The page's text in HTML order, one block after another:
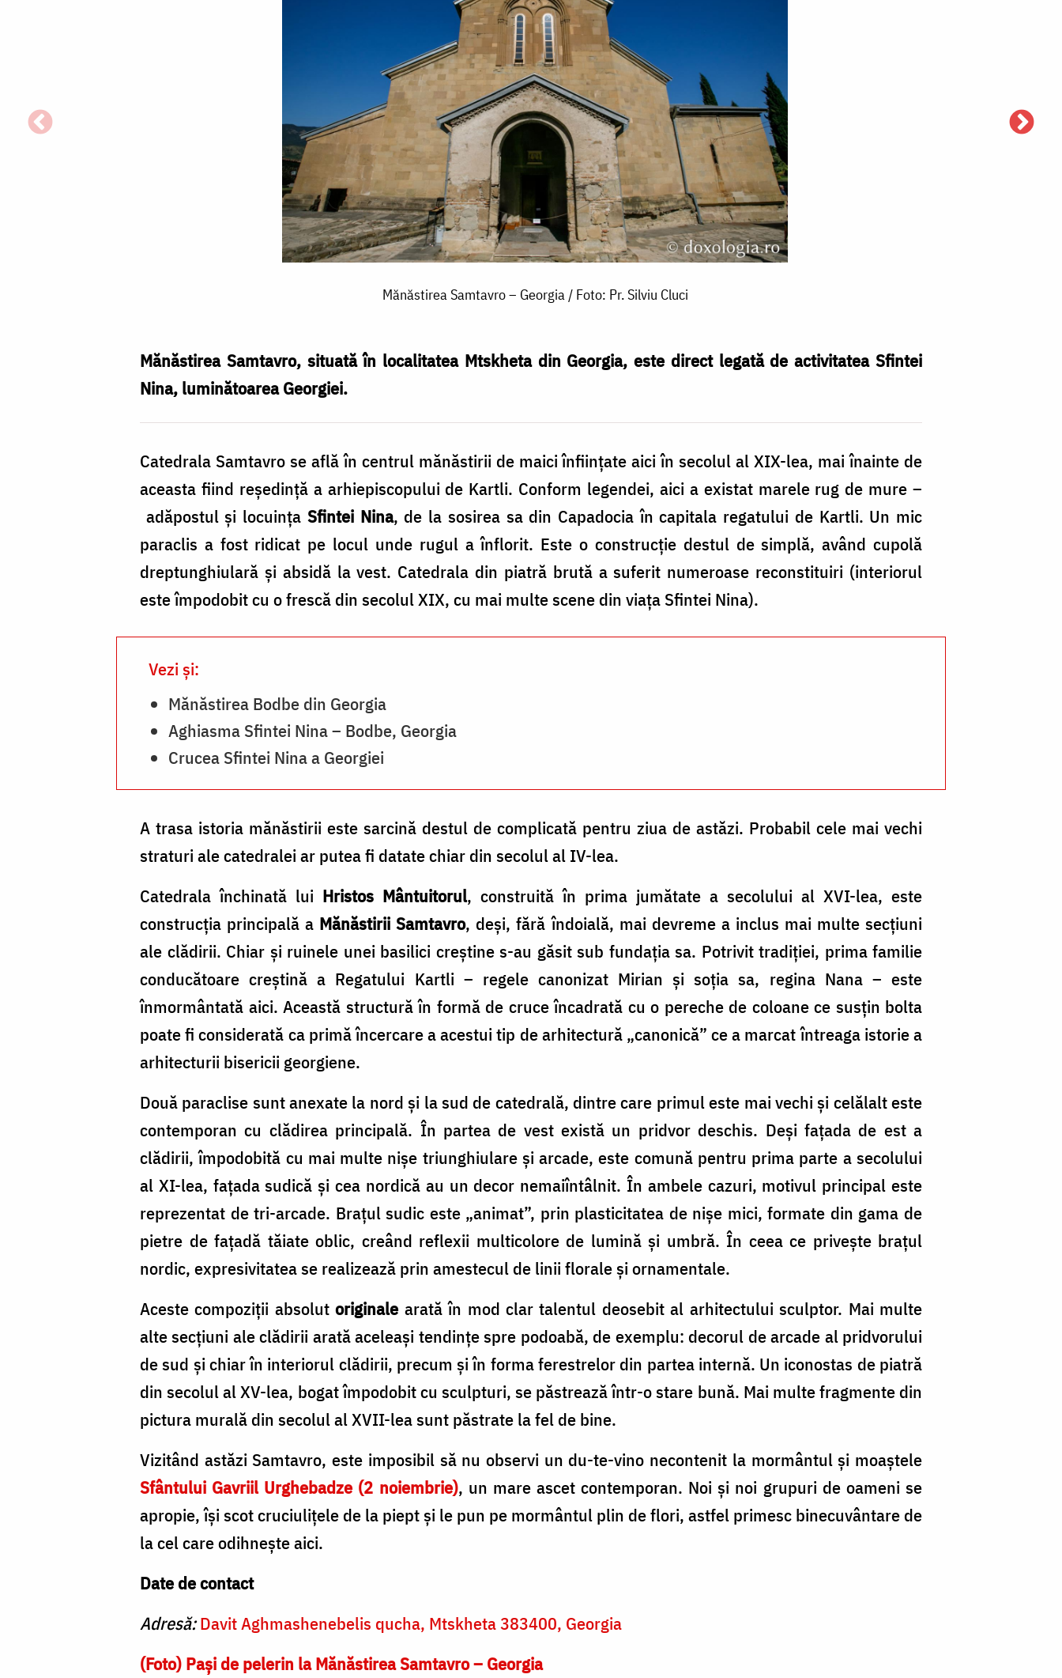
Mănăstirea Samtavro – Georgia / Foto: Pr. Silviu Cluci
Mănăstirea Samtavro, situată în localitatea Mtskheta din Georgia, este direct legată de activitatea Sfintei
Nina, luminătoarea Georgiei.
Catedrala Samtavro se află în centrul mănăstirii de maici înfiinţate aici în secolul al XIX-lea, mai înainte de
aceasta fiind reședință a arhiepiscopului de Kartli. Conform legendei, aici a existat marele rug de mure –
adăpostul și locuința Sfintei Nina, de la sosirea sa din Capadocia în capitala regatului de Kartli. Un mic
paraclis a fost ridicat pe locul unde rugul a înflorit. Este o construcție destul de simplă, având cupolă
dreptunghiulară și absidă la vest. Catedrala din piatră brută a suferit numeroase reconstituiri (interiorul
este împodobit cu o frescă din secolul XIX, cu mai multe scene din viaţa Sfintei Nina).
Vezi și:
Mănăstirea Bodbe din Georgia
Aghiasma Sfintei Nina – Bodbe, Georgia
Crucea Sfintei Nina a Georgiei
A trasa istoria mănăstirii este sarcină destul de complicată pentru ziua de astăzi. Probabil cele mai vechi
straturi ale catedralei ar putea fi datate chiar din secolul al IV-lea.
Catedrala închinată lui Hristos Mântuitorul, construită în prima jumătate a secolului al XVI-lea, este
construcția principală a Mănăstirii Samtavro, deși, fără îndoială, mai devreme a inclus mai multe secțiuni
ale clădirii. Chiar și ruinele unei basilici creștine s-au găsit sub fundaţia sa. Potrivit tradiţiei, prima familie
conducătoare creștină a Regatului Kartli – regele canonizat Mirian și soția sa, regina Nana – este
înmormântată aici. Această structură în formă de cruce încadrată cu o pereche de coloane ce susţin bolta
poate fi considerată ca primă încercare a acestui tip de arhitectură „canonică” ce a marcat întreaga istorie a
arhitecturii bisericii georgiene.
Două paraclise sunt anexate la nord și la sud de catedrală, dintre care primul este mai vechi și celălalt este
contemporan cu clădirea principală. În partea de vest există un pridvor deschis. Deși fațada de est a
clădirii, împodobită cu mai multe nișe triunghiulare și arcade, este comună pentru prima parte a secolului
al XI-lea, fațada sudică și cea nordică au un decor nemaiîntâlnit. În ambele cazuri, motivul principal este
reprezentat de tri-arcade. Braţul sudic este „animat”, prin plasticitatea de nișe mici, formate din gama de
pietre de faţadă tăiate oblic, creând reflexii multicolore de lumină și umbră. În ceea ce privește braţul
nordic, expresivitatea se realizează prin amestecul de linii florale şi ornamentale.
Aceste compoziții absolutoriginale arată în mod clar talentul deosebit al arhitectului sculptor. Mai multe
alte secțiuni ale clădirii arată aceleași tendințe spre podoabă, de exemplu: decorul de arcade al pridvorului
de sud și chiar în interiorul clădirii, precum și în forma ferestrelor din partea internă. Un iconostas de piatră
din secolul al XV-lea, bogat împodobit cu sculpturi, se păstrează într-o stare bună. Mai multe fragmente din
pictura murală din secolul al XVII-lea sunt păstrate la fel de bine.
Vizitând astăzi Samtavro, este imposibil să nu observi un du-te-vino necontenit la mormântul şi moaştele
Sfântului Gavriil Urghebadze (2 noiembrie), un mare ascet contemporan. Noi şi noi grupuri de oameni se
apropie, îşi scot cruciuliţele de la piept şi le pun pe mormântul plin de flori, astfel primesc binecuvântare de
la cel care odihneşte aici.
Date de contact
Adresă: Davit Aghmashenebelis qucha, Mtskheta 383400, Georgia
(Foto) Paşi de pelerin la Mănăstirea Samtavro – Georgia